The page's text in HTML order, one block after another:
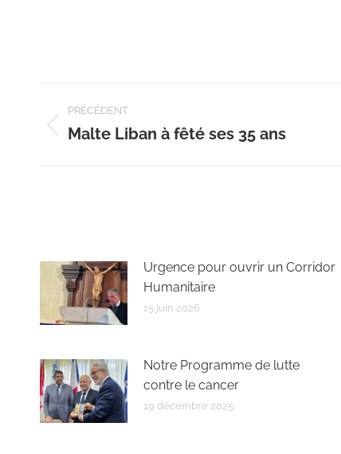
Navigation
article
PRÉCÉDENT
Article
Malte Liban à fêté ses 35 ans
Urgence pour ouvrir un Corridor
Humanitaire
15 juin 2026
Notre Programme de lutte
contre le cancer
19 décembre 2025